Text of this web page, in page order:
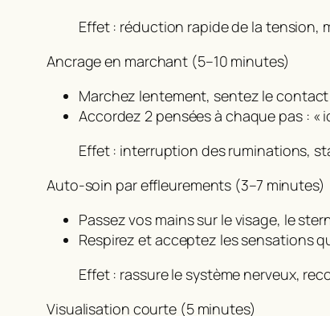
Effet : réduction rapide de la tension,
Ancrage en marchant (5–10 minutes)
Marchez lentement, sentez le contact
Accordez 2 pensées à chaque pas : «
Effet : interruption des ruminations,
Auto-soin par effleurements (3–7 minutes)
Passez vos mains sur le visage, le
Respirez et acceptez les sensations
Effet : rassure le système nerveux,
Visualisation courte (5 minutes)